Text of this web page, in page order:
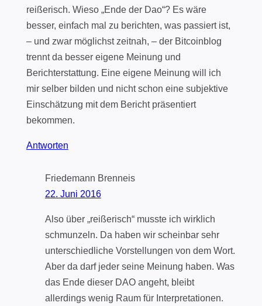
reißerisch. Wieso „Ende der Dao“? Es wäre
besser, einfach mal zu berichten, was passiert ist,
– und zwar möglichst zeitnah, – der Bitcoinblog
trennt da besser eigene Meinung und
Berichterstattung. Eine eigene Meinung will ich
mir selber bilden und nicht schon eine subjektive
Einschätzung mit dem Bericht präsentiert
bekommen.
Antworten
Friedemann Brenneis
22. Juni 2016
Also über „reißerisch“ musste ich wirklich
schmunzeln. Da haben wir scheinbar sehr
unterschiedliche Vorstellungen von dem Wort.
Aber da darf jeder seine Meinung haben. Was
das Ende dieser DAO angeht, bleibt
allerdings wenig Raum für Interpretationen.